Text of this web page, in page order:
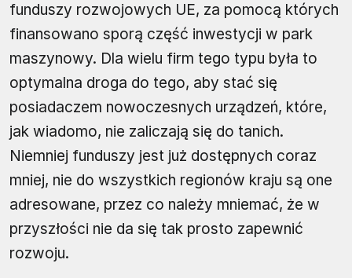
funduszy rozwojowych UE, za pomocą których
finansowano sporą część inwestycji w park
maszynowy. Dla wielu firm tego typu była to
optymalna droga do tego, aby stać się
posiadaczem nowoczesnych urządzeń, które,
jak wiadomo, nie zaliczają się do tanich.
Niemniej funduszy jest już dostępnych coraz
mniej, nie do wszystkich regionów kraju są one
adresowane, przez co należy mniemać, że w
przyszłości nie da się tak prosto zapewnić
rozwoju.